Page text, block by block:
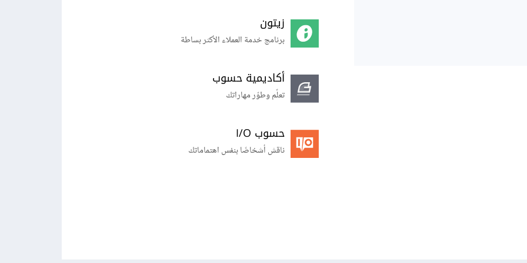
زيتون
برنامج خدمة العملاء الأكثر بساطة
أكاديمية حسوب
تعلّم وطوّر مهاراتك
حسوب I/O
ناقش أشخاصًا بنفس اهتماماتك